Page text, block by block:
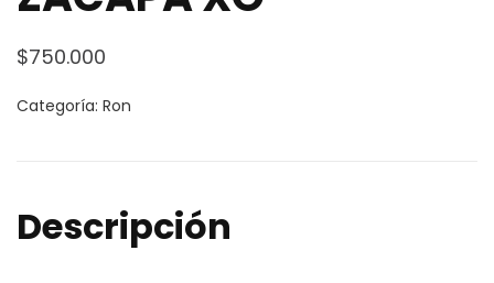
$750.000
Categoría: Ron
Descripción